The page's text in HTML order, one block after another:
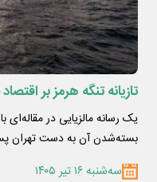
تازیانه تنگه هرمز بر
یک رسانه مالزیایی در مقاله‌ای
بسته‌شدن آن به دست تهران
سه‌شنبه ۱۶ تیر ۱۴۰۵